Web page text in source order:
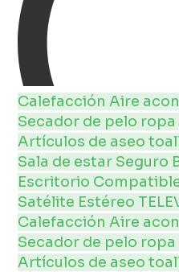
CalefacciónAire
Secador de pelo ropa
Artículos de aseo
Sala de estar Seguro
Escritorio
Satélite Estéreo
CalefacciónAire
Secador de pelo ropa
Artículos de aseo